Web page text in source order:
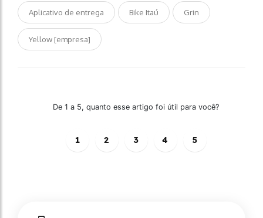
Aplicativo de entrega Bike Itaú Grin
Yellow [empresa]
De 1 a 5, quanto esse artigo foi útil para você?
1 2 3 4 5